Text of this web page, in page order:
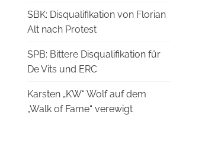
SBK: Disqualifikation von Florian
Alt nach Protest
SPB: Bittere Disqualifikation für
De Vits und ERC
Karsten „KW“ Wolf auf dem
„Walk of Fame“ verewigt